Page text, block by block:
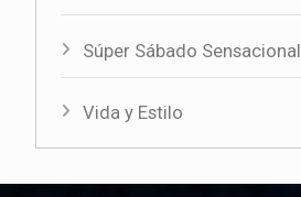
Súper Sábado Sensacional
Vida y Estilo